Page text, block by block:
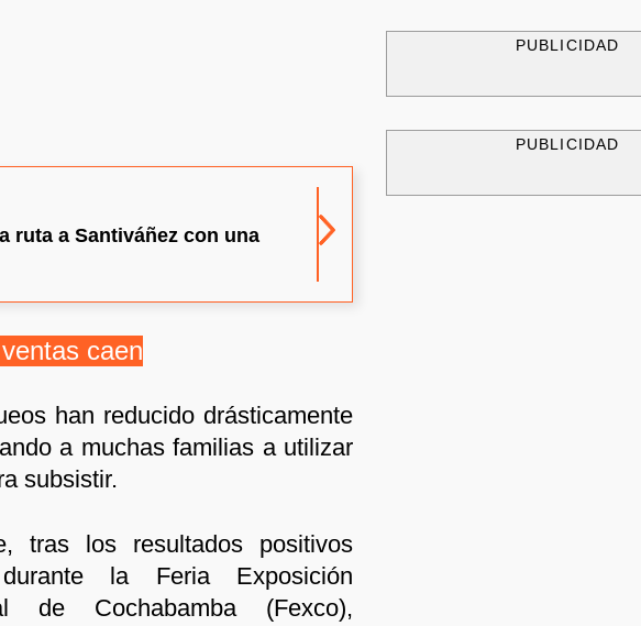
ruta a Santiváñez con una
caen
han reducido drásticamente
a muchas familias a utilizar
subsistir.
tras los resultados positivos
la Feria Exposición
de Cochabamba (Fexco),
PUBLICIDAD
PUBLICIDAD